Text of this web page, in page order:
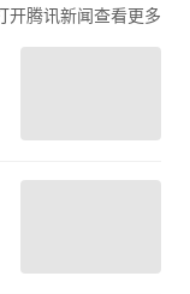
开腾讯新闻查看更多